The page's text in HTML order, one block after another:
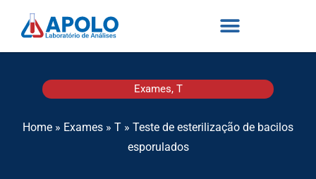
Exames, T
Home » Exames » T » Teste de esterilização de bacilos
esporulados